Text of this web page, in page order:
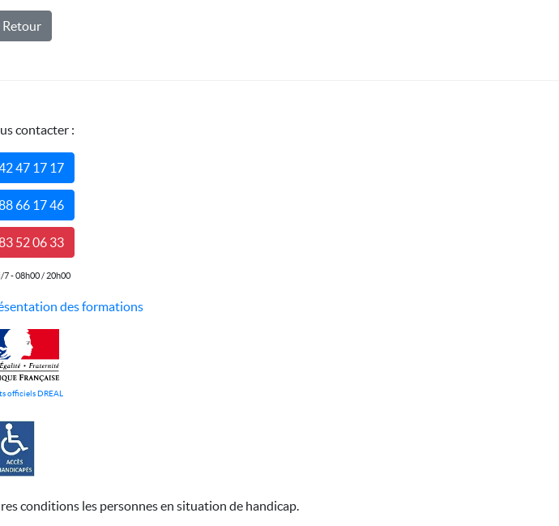
Retour
contacter :
47 17 17
66 17 46
52 06 33
7 - 08h00 / 20h00
des formations
officiels DREAL
conditions les personnes en situation de handicap.